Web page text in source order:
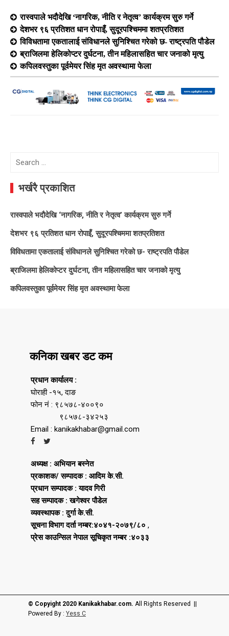
रास्वपाले भदौदेखि ‘नागरिक, नीति र नेतृत्व’ कार्यक्रम सुरु गर्ने
देशभर ९६ प्रतिशत धान रोपाइँ, सुदूरपश्चिममा शतप्रतिशत
विविधतामा एकतालाई संविधानले सुनिश्चित गरेको छ- राष्ट्रपति पौडेल
ब्राजिलमा हेलिकोप्टर दुर्घटना, तीन महिलासहित चार जनाको मृत्यु
कपिलवस्तुका पूर्वमेयर सिंह मृत अवस्थामा फेला
Search
भर्खरै प्रकाशित
रास्वपाले भदौदेखि ‘नागरिक, नीति र नेतृत्व’ कार्यक्रम सुरु गर्ने
देशभर ९६ प्रतिशत धान रोपाइँ, सुदूरपश्चिममा शतप्रतिशत
विविधतामा एकतालाई संविधानले सुनिश्चित गरेको छ- राष्ट्रपति पौडेल
ब्राजिलमा हेलिकोप्टर दुर्घटना, तीन महिलासहित चार जनाको मृत्यु
कपिलवस्तुका पूर्वमेयर सिंह मृत अवस्थामा फेला
कनिका खबर डट कम
प्रधान कार्यालय :
घोराही -१५, दाङ
फोन नं : ९८५७८-४००९०
९८५७८-३४२५३
Email : kanikakhabar@gmail.com
अध्यक्ष : अभियान बस्नेत
प्रकाशक/ सम्पादक : आदिम के.सी.
प्रधान सम्पादक : यादव गिरी
सह सम्पादक : खगेश्वर पौडेल
व्यवस्थापक : दुर्गा के.सी.
सूचना विभाग दर्ता नम्बर:४०४१-२०७९/८० ,
प्रेस काउन्सिल नेपाल सूचिकृत नम्बर :४०३३
© Copyight 2020 Kanikakhabar.com. All Rights Reserved ||
Powered By : Yess C